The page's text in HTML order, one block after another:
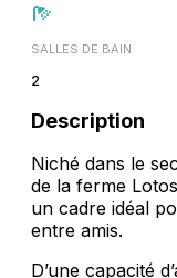
SALLES DE BAIN
2
Description
Niché dans le
de la ferme
un cadre idéal
entre amis.
D’une capacité